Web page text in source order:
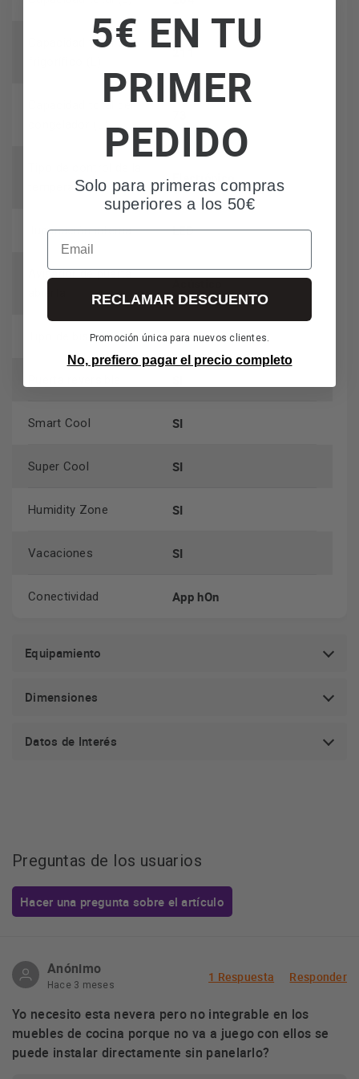
Capacidad total del
211
Capacidad total del
congelador (L)
temperatura
Iluminación interna LED
Avisador de puerta
Tipo de bisagra Deslizante
Smart Cool SI
Super Cool SI
Humidity Zone SI
Vacaciones SI
Conectividad App hOn
Equipamiento
Dimensiones
Datos de Interés
Preguntas de los usuarios
Hacer una pregunta sobre el artículo
Anónimo
Hace 3 meses
1 Respuesta Responder
Yo necesito esta nevera pero no integrable en los
muebles de cocina porque no va a juego con ellos se
puede instalar directamente sin panelarlo?
5€ EN TU
PRIMER
PEDIDO
Solo para primeras compras
superiores a los 50€
Email
RECLAMAR DESCUENTO
Promoción única para nuevos clientes.
No, prefiero pagar el precio completo